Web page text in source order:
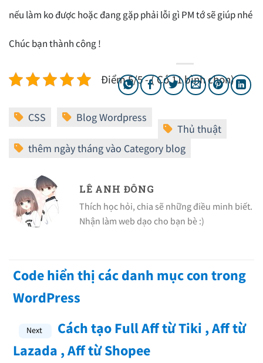
nếu làm ko được hoặc đang gặp phải lỗi gì PM tớ sẽ giúp nhé
Chúc bạn thành công !
Điểm 5/5 - ( Có 11 bình chọn)
LÊ ANH ĐÔNG
Thích học hỏi, chia sẽ những điều minh biết.
Nhận làm web dạo cho bạn bè :)
Code hiển thị các danh mục con trong
WordPress
Cách tạo Full Aff từ Tiki , Aff từ
Lazada , Aff từ Shopee